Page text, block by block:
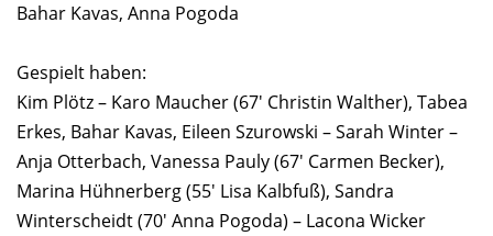
Bahar Kavas, Anna Pogoda
Gespielt haben:
Kim Plötz – Karo Maucher (67′ Christin Walther), Tabea
Erkes, Bahar Kavas, Eileen Szurowski – Sarah Winter –
Anja Otterbach, Vanessa Pauly (67′ Carmen Becker),
Marina Hühnerberg (55′ Lisa Kalbfuß), Sandra
Winterscheidt (70′ Anna Pogoda) – Lacona Wicker